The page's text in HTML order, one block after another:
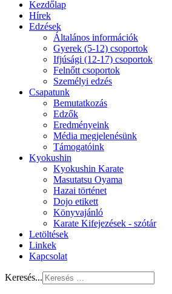
Kezdőlap
Hírek
Edzések
Általános információk
Gyerek (5-12) csoportok
Ifjúsági (12-17) csoportok
Felnőtt csoportok
Személyi edzés
Csapatunk
Bemutatkozás
Edzők
Eredményeink
Média megjelenésünk
Támogatóink
Kyokushin
Kyokushin Karate
Masutatsu Oyama
Hazai történet
Dojo etikett
Könyvajánló
Karate Kifejezések - szótár
Letöltések
Linkek
Kapcsolat
Keresés...